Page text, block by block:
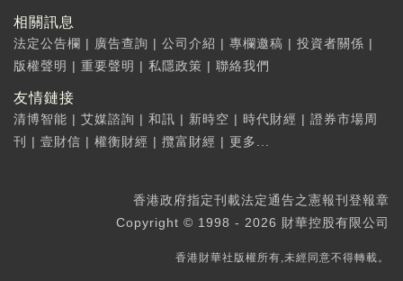
相關訊息
法定公告欄 | 廣告查詢 | 公司介紹 | 專欄邀稿 | 投資者關係 |
版權聲明 | 重要聲明 | 私隱政策 | 聯絡我們
友情鏈接
清博智能 | 艾媒諮詢 | 和訊 | 新時空 | 時代財經 | 證券市場周
刊
| 壹財信 | 權衡財經 | 攬富財經 | 更多...
香港政府指定刊載法定通告之憲報刊登報章
Copyright © 1998 - 2026 財華控股有限公司
香港財華社版權所有,未經同意不得轉載。